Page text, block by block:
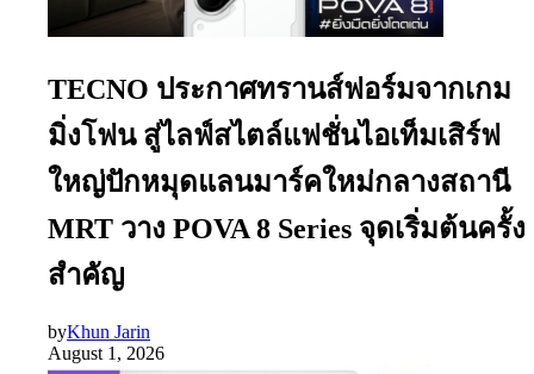
TECNO ประกาศทรานส์ฟอร์มจากเกม
มิ่งโฟน สู่ไลฟ์สไตล์แฟชั่นไอเท็มเสิร์ฟ
ใหญ่ปักหมุดแลนมาร์คใหม่กลางสถานี
MRT วาง POVA 8 Series จุดเริ่มต้นครั้ง
สำคัญ
byKhun Jarin
August 1, 2026